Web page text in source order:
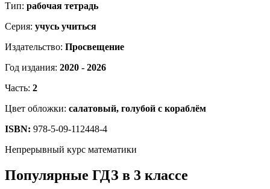
Тип: рабочая тетрадь
Серия: учусь учиться
Издательство: Просвещение
Год издания: 2020 - 2026
Часть: 2
Цвет обложки: салатовый, голубой с кораблём
ISBN: 978-5-09-112448-4
Непрерывный курс математики
Популярные ГДЗ в 3 классе